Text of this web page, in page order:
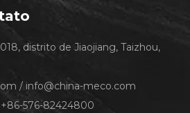
distrito de Jiaojiang, Taizhou,
/ info@china-meco.com
576-82424800